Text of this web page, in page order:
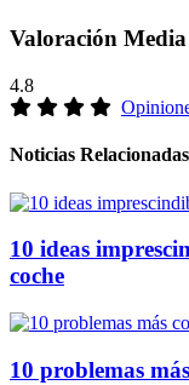
Valoración Media
4.8
Noticias Relacionadas
10 ideas
coche
10 problemas